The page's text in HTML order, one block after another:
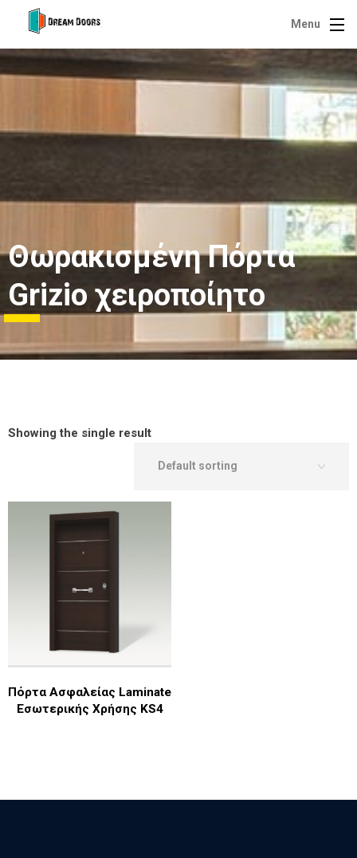
Menu
Θωρακισμένη Πόρτα
Grizio χειροποίητο
Showing the single result
Πόρτα Ασφαλείας Laminate
Εσωτερικής Χρήσης KS4